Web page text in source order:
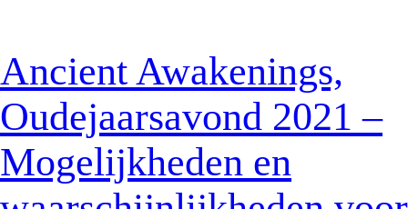
Ancient Awakenings,
Oudejaarsavond 2021 –
Mogelijkheden en